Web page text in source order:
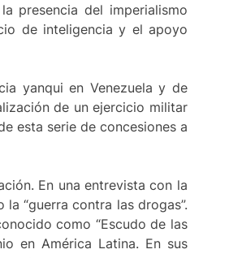
presencia del imperialismo
de inteligencia y el apoyo
yanqui en Venezuela y de
de un ejercicio militar
esta serie de concesiones a
En una entrevista con la
“guerra contra las drogas”.
como “Escudo de las
en América Latina. En sus